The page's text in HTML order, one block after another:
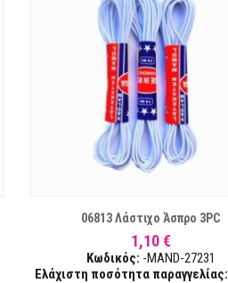
06813 Λάστιχο Άσπρο 3PC
1,10 €
Κωδικός: -MAND-27231
Ελάχιστη ποσότητα παραγγελίας: